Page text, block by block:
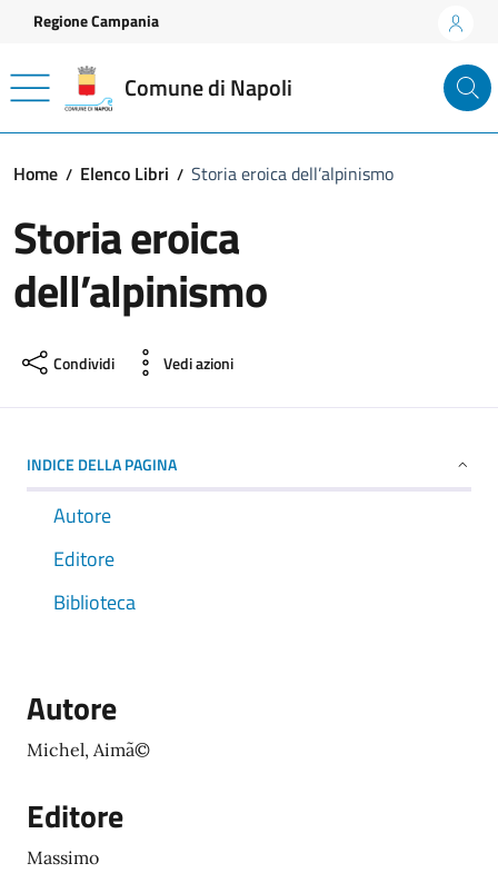
Vai ai contenuti
Vai al footer
Regione Campania
Comune di Napoli
Home Elenco Libri Storia eroica dell’alpinismo
Storia eroica
dell’alpinismo
Condividi Vedi azioni
INDICE DELLA PAGINA
Autore
Editore
Biblioteca
Autore
Michel, Aimã©
Editore
Massimo